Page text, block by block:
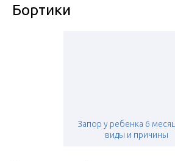
Бортики
Запор у ребенка 6
виды и причины